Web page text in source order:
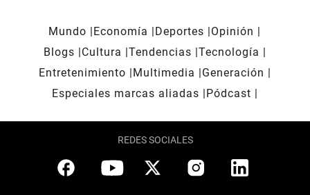
Mundo Economía Deportes
Opinión
Blogs
Cultura Tendencias Tecnología
Entretenimiento
Multimedia
Generación
Especiales marcas aliadas
Pódcast
REDES SOCIALES